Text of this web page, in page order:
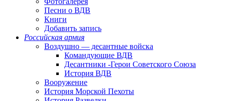
Песни о ВДВ
Книги
Добавить запись
Российская армия
Воздушно — десантные войска
Командующие ВДВ
Десантники -Герои Советского Союза
История ВДВ
Вооружение
История Морской Пехоты